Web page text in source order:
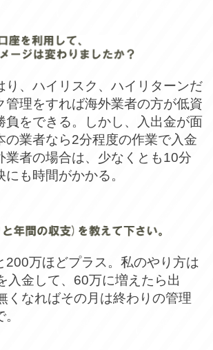
り、ハイリスク、ハイリターンだ
管理をすれば海外業者の方が低資
負をできる。しかし、入出金が面
の業者なら2分程度の作業で入金
業者の場合は、少なくとも10分
も時間がかかる。
200万ほどプラス。私のやり方は
入金して、60万に増えたら出
くなればその月は終わりの管理